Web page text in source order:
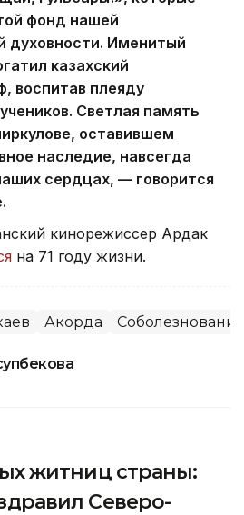
фонд нашей
духовности. Именитый
казахский
воспитав плеяду
Светлая память
оставившем
наследие, навсегда
сердцах, — говорится
кинорежиссер Ардак
на 71 году жизни.
Акорда
житниц страны:
Северо-